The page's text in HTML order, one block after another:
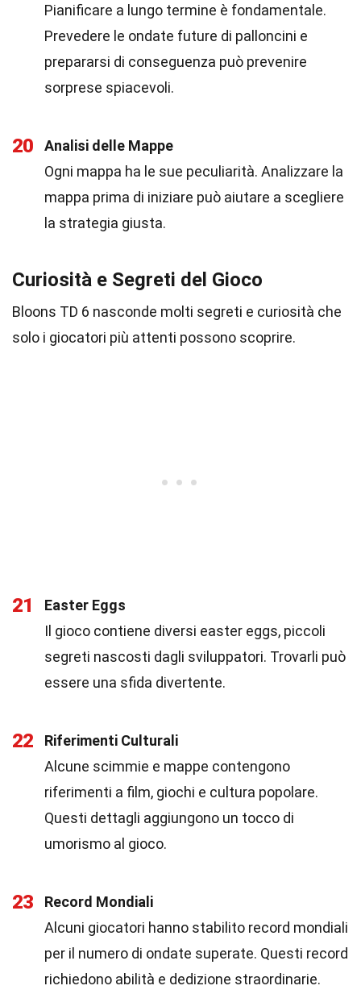
Pianificare a lungo termine è fondamentale.
Prevedere le ondate future di palloncini e
prepararsi di conseguenza può prevenire
sorprese spiacevoli.
20
Analisi delle Mappe
Ogni mappa ha le sue peculiarità. Analizzare la
mappa prima di iniziare può aiutare a scegliere
la strategia giusta.
Curiosità e Segreti del Gioco
Bloons TD 6 nasconde molti segreti e curiosità che
solo i giocatori più attenti possono scoprire.
21
Easter Eggs
Il gioco contiene diversi easter eggs, piccoli
segreti nascosti dagli sviluppatori. Trovarli può
essere una sfida divertente.
22
Riferimenti Culturali
Alcune scimmie e mappe contengono
riferimenti a film, giochi e cultura popolare.
Questi dettagli aggiungono un tocco di
umorismo al gioco.
23
Record Mondiali
Alcuni giocatori hanno stabilito record mondiali
per il numero di ondate superate. Questi record
richiedono abilità e dedizione straordinarie.